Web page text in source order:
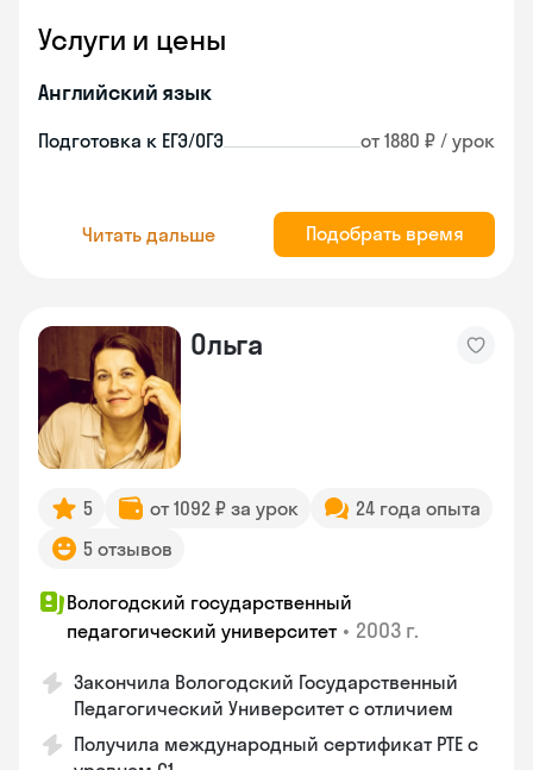
Услуги и цены
Английский язык
Подготовка к ЕГЭ/ОГЭ от 1880 ₽ / урок
Читать дальше Подобрать время
Ольга
5 от 1092 ₽ за урок
24 года опыта
5 отзывов
Вологодский государственный
педагогический университет • 2003 г.
Закончила Вологодский Государственный
Педагогический Университет с отличием
Получила международный сертификат PTE с